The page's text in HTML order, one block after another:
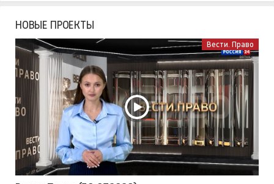
НОВЫЕ ПРОЕКТЫ
Вести. Право